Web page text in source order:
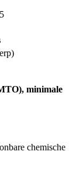
minimale
chemische